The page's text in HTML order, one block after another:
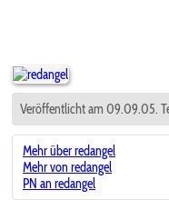
Veröffentlicht am 09.09.05.
Mehr über redangel
Mehr von redangel
PN an redangel